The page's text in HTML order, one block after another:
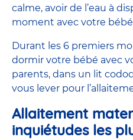
calme, avoir de l’eau à
moment avec votre
Durant les 6 premiers
dormir votre bébé avec
parents, dans un lit
vous lever pour
Allaitement
inquiétudes les